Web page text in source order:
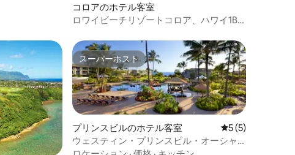
コロアのホテル客室
ロワイビーチリゾートコロア、ハワイ1Bd
スーパーホスト
スーパーホスト
プリンスビルのホテル客室 レビュー5件、5
5 (5)
ウェスティン・プリンスビル・オーシャ
ン・リゾート・ヴィラズ（ワンルームマ